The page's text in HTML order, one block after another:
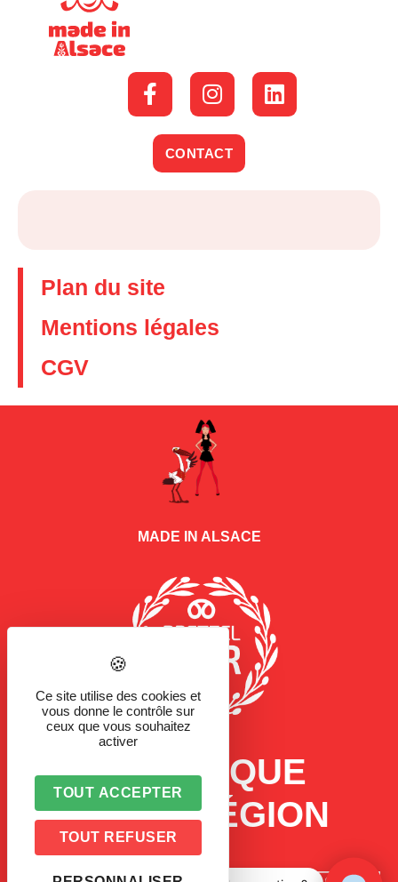
CONTACT
Plan du site
Mentions légales
CGV
MADE IN ALSACE
LA MARQUE
D'UNE RÉGION
Ce site utilise des cookies et
vous donne le contrôle sur
ceux que vous souhaitez
activer
TOUT ACCEPTER
TOUT REFUSER